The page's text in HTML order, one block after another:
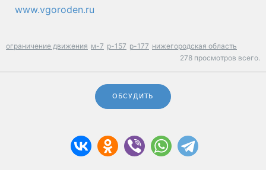
www.vgoroden.ru
ограничение движения м-7 р-157 р-177 нижегородская область
278 просмотров всего.
ОБСУДИТЬ